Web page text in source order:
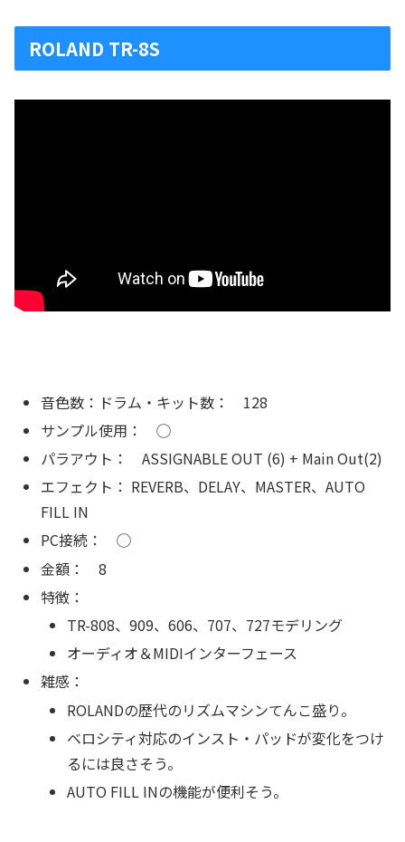
ROLAND TR-8S
音色数：ドラム・キット数： 128
サンプル使用： ◯
パラアウト： ASSIGNABLE OUT (6) + Main Out(2)
エフェクト： REVERB、DELAY、MASTER、AUTO
FILL IN
PC接続： ◯
金額： 8
特徴：
TR-808、909、606、707、727モデリング
オーディオ＆MIDIインターフェース
雑感：
ROLANDの歴代のリズムマシンてんこ盛り。
ベロシティ対応のインスト・パッドが変化をつけ
るには良さそう。
AUTO FILL INの機能が便利そう。